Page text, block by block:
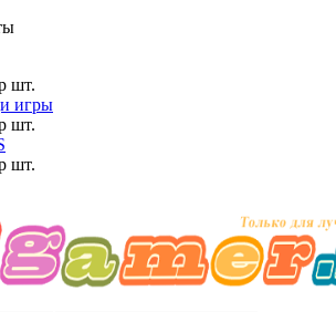
шт.
игры
шт.
шт.